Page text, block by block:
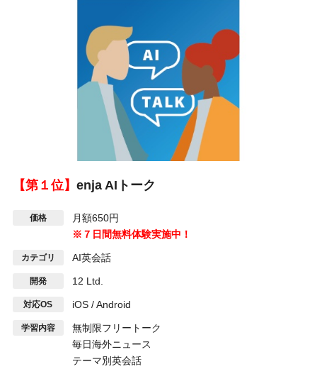
【第１位】 enja AIトーク
価格
月額650円
※７日間無料体験実施中！
カテゴリ AI英会話
開発 12 Ltd.
対応OS iOS / Android
学習内容
無制限フリートーク
毎日海外ニュース
テーマ別英会話